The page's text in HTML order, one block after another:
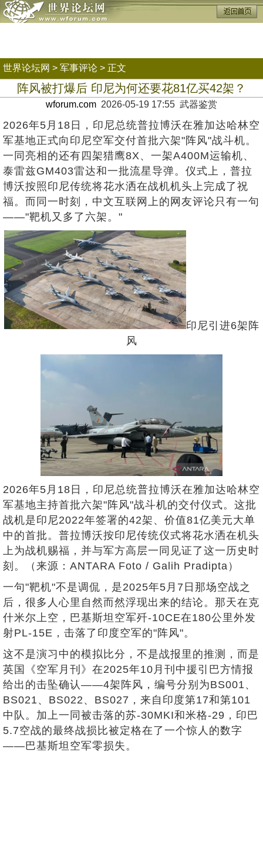
世界论坛网 > 军事评论 > 正文
阵风被打爆后 印尼为何还要花81亿买42架？
wforum.com 2026-05-19 17:55 武器鉴赏
2026年5月18日，印尼总统普拉博沃在雅加达哈林空
军基地正式向印尼空军交付首批六架"阵风"战斗机。
一同亮相的还有四架猎鹰8X、一架A400M运输机、
泰雷兹GM403雷达和一批流星导弹。仪式上，普拉
博沃按照印尼传统将花水洒在战机机头上完成了祝
福。而同一时刻，中文互联网上的网友评论只有一句
——"靶机又多了六架。"
印尼引进6架阵
风
2026年5月18日，印尼总统普拉博沃在雅加达哈林空
军基地主持首批六架"阵风"战斗机的交付仪式。这批
战机是印尼2022年签署的42架、价值81亿美元大单
中的首批。普拉博沃按印尼传统仪式将花水洒在机头
上为战机赐福，并与军方高层一同见证了这一历史时
刻。（来源：ANTARA Foto / Galih Pradipta）
一句"靶机"不是调侃，是2025年5月7日那场空战之
后，很多人心里自然而然浮现出来的结论。那天在克
什米尔上空，巴基斯坦空军歼-10CE在180公里外发
射PL-15E，击落了印度空军的"阵风"。
这不是演习中的模拟比分，不是战报里的推测，而是
英国《空军月刊》在2025年10月刊中援引巴方情报
给出的击坠确认——4架阵风，编号分别为BS001、
BS021、BS022、BS027，来自印度第17和第101
中队。加上一同被击落的苏-30MKI和米格-29，印巴
5.7空战的最终战损比被定格在了一个惊人的数字
——巴基斯坦空军零损失。